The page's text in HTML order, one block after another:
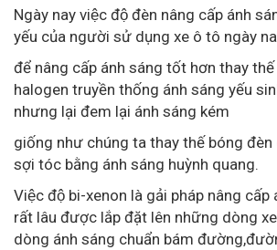
Ngày nay việc độ đèn nâng cấp ánh
yếu của người sử dụng xe ô tô ngày
để nâng cấp ánh sáng tốt hơn thay
halogen truyền thống ánh sáng yếu
nhưng lại đem lại ánh sáng kém
giống như chúng ta thay thế bóng đèn
sợi tóc bằng ánh sáng huỳnh quang.
Việc độ bi-xenon là gải pháp nâng
rất lâu được lắp đặt lên những dòng
dòng ánh sáng chuẩn bám